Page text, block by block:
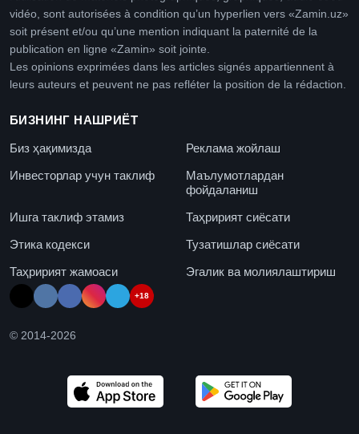
vidéo, sont autorisées à condition qu’un hyperlien vers «Zamin.uz»
soit présent et/ou qu’une mention indiquant la paternité de la
publication en ligne «Zamin» soit jointe.
Les opinions exprimées dans les articles signés appartiennent à
leurs auteurs et peuvent ne pas refléter la position de la rédaction.
БИЗНИНГ НАШРИЁТ
Биз ҳақимизда
Реклама жойлаш
Инвесторлар учун таклиф
Маълумотлардан
фойдаланиш
Ишга таклиф этамиз
Таҳририят сиёсати
Этика кодекси
Тузатишлар сиёсати
Таҳририят жамоаси
Эгалик ва молиялаштириш
+18
© 2014-2026